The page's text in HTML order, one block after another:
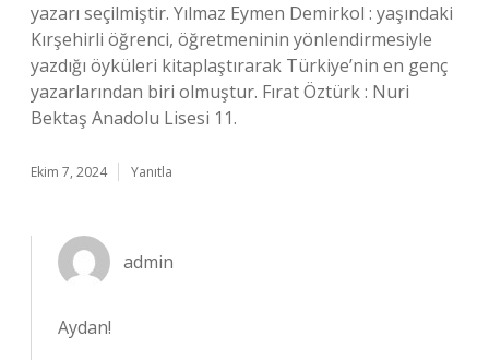
yazarı seçilmiştir. Yılmaz Eymen Demirkol : yaşındaki
Kırşehirli öğrenci, öğretmeninin yönlendirmesiyle
yazdığı öyküleri kitaplaştırarak Türkiye’nin en genç
yazarlarından biri olmuştur. Fırat Öztürk : Nuri
Bektaş Anadolu Lisesi 11.
Ekim 7, 2024 Yanıtla
admin
Aydan!